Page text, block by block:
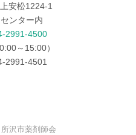
安松1224-1
ンター内
2991-4500
～15:00）
2991-4501
沢市薬剤師会